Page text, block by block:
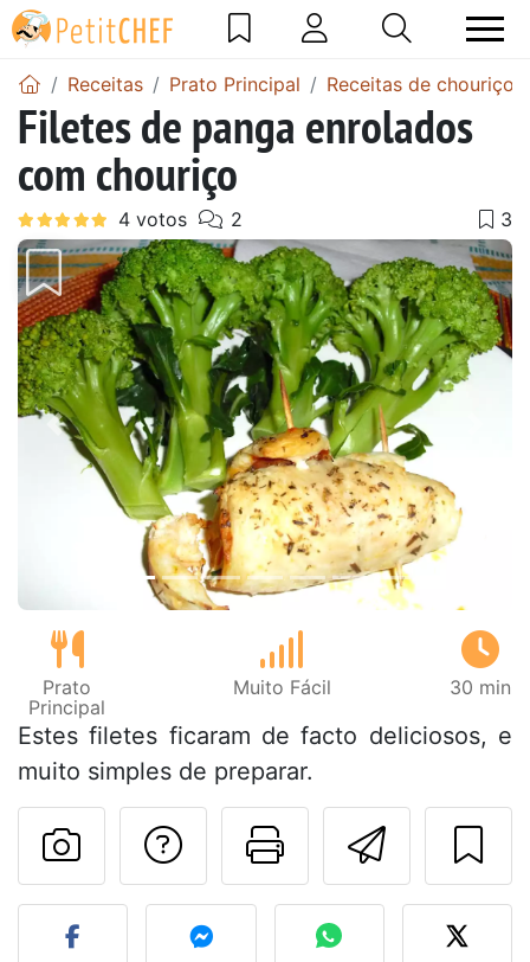
Receitas Prato Principal Receitas de chouriço
Filetes de panga enrolados
com chouriço
Anterior
Prato
Principal
Muito Fácil 30 min
Estes filetes ficaram de facto deliciosos, e
muito simples de preparar.
Imprima
Falar com o autor
Fez esta receita?